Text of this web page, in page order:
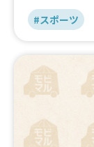
#スポーツ